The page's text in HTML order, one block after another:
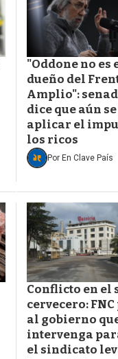
"Oddone no es
dueño del
Amplio":
dice que aún
aplicar el
los ricos
PorEn Clave País
Conflicto en el
cervecero:
al gobierno
intervenga
el sindicato